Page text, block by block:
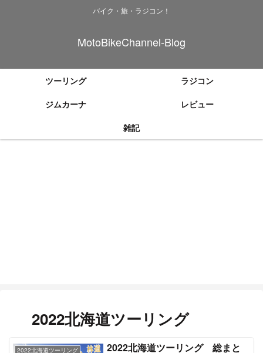
バイク・旅・ラジコン！
MotoBikeChannel-Blog
ツーリング
ラジコン
ジムカーナ
レビュー
雑記
2022北海道ツーリング
2022北海道ツーリング
2022北海道ツーリング 総まと